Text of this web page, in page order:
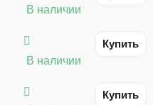
В наличии
В наличии
Купить
Купить